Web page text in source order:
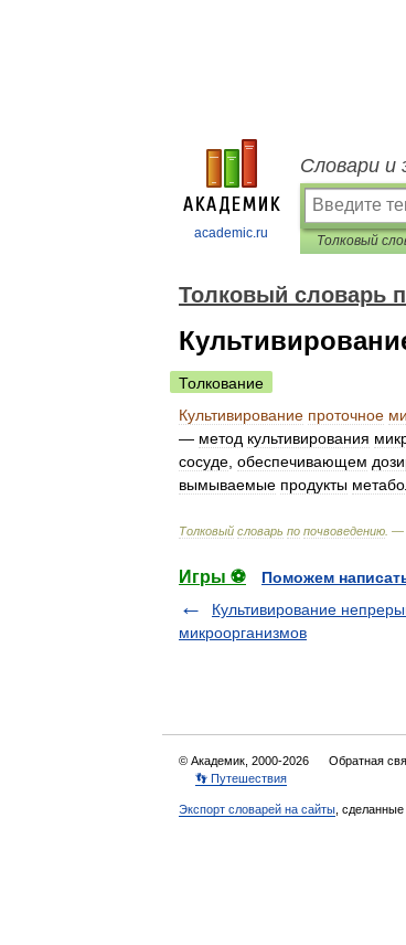
academic.ru
Словари и
Толковый словарь
Толкование
Культивирование проточное
— метод культивирования
сосуде обеспечивающем
вымываемые продукты
Толковый словарь по почвоведению . —
Игры ⚽
Поможем
Культивирование
микроорганизмов
© Академик, 2000-2026 Обратная
👣 Путешествия
Экспорт словарей на сайты ,